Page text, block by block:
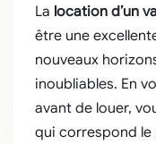
La location d’un
être une
nouveaux
inoubliables. En
avant de louer,
qui correspond le